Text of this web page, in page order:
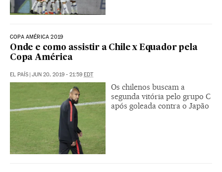
COPA AMÉRICA 2019
Onde e como assistir a Chile x Equador pela
Copa América
EL PAÍS | JUN 20, 2019 - 21:59 EDT
Os chilenos buscam a
segunda vitória pelo grupo C
após goleada contra o Japão